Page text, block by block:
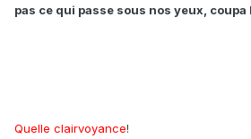
pas ce qui passe sous nos yeux, coupa
Quelle clairvoyance!